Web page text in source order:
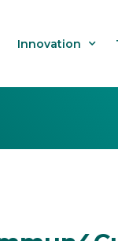
Innovation